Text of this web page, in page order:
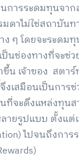
ป็นการระดมทุนจ
าไม่ใช่สถาบันท
ๆ โดยจะระดม
ป็นช่องทางที่จะช่
น เจ้าของ สตา
งเสมือนเป็นการ
ที่จะดึงแหล่งทุน
ายรูปแบบ ตั้งแต่
ไปจนถึงกา